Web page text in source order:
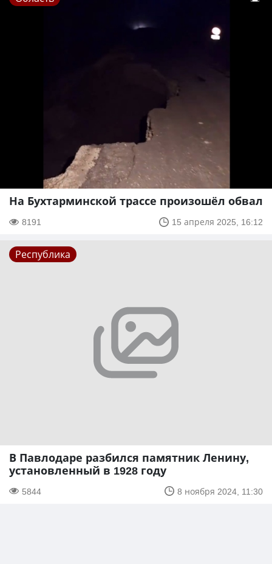
На Бухтарминской трассе произошёл обвал
8191 15 апреля 2025, 16:12
Республика
В Павлодаре разбился памятник Ленину,
установленный в 1928 году
5844 8 ноября 2024, 11:30